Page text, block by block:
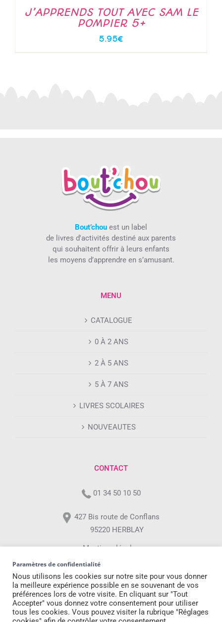
J’APPRENDS TOUT AVEC SAM LE
POMPIER 5+
5.95€
Bout’chou est un label
de livres d'activités destiné aux parents
qui souhaitent offrir à leurs enfants
les moyens d’apprendre en s’amusant.
MENU
CATALOGUE
0 À 2 ANS
2 À 5 ANS
5 À 7 ANS
LIVRES SCOLAIRES
NOUVEAUTES
CONTACT
01 34 50 10 50
427 Bis route de Conflans
95220 HERBLAY
Mentions légales
Professionnels
Paramètres de confidentialité
Nous utilisons les cookies sur notre site pour vous donner
la meilleure expérience possible en se souvenant de vos
préférences lors de votre visite. En cliquant sur "Tout
Accepter" vous donnez votre consentement pour utiliser
tous les cookies. Vous pouvez visiter la rubrique "Réglages